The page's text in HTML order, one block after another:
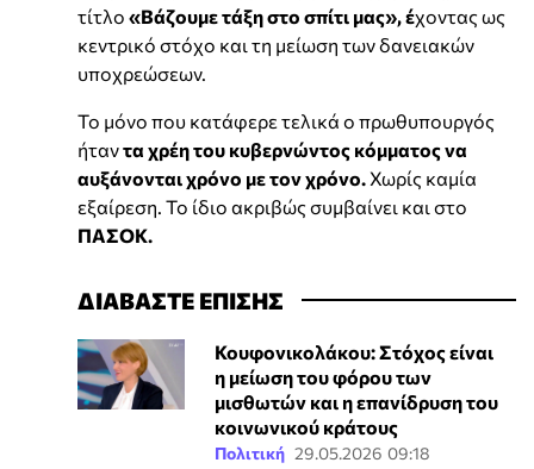
τίτλο «Βάζουμε τάξη στο σπίτι μας», έχοντας ως
κεντρικό στόχο και τη μείωση των δανειακών
υποχρεώσεων.
Το μόνο που κατάφερε τελικά ο πρωθυπουργός
ήταντα χρέη του κυβερνώντος κόμματος να
αυξάνονται χρόνο με τον χρόνο. Χωρίς καμία
εξαίρεση. Το ίδιο ακριβώς συμβαίνει και στο
ΠΑΣΟΚ.
ΔΙΑΒΑΣΤΕ ΕΠΙΣΗΣ
Κουφονικολάκου: Στόχος είναι
η μείωση του φόρου των
μισθωτών και η επανίδρυση του
κοινωνικού κράτους
Πολιτική 29.05.2026 09:18